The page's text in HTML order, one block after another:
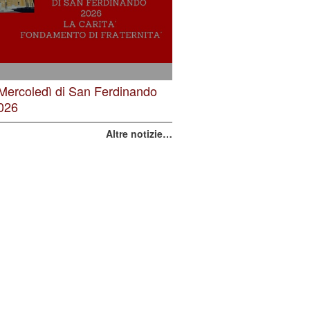
di San Ferdinando
Altre notizie…